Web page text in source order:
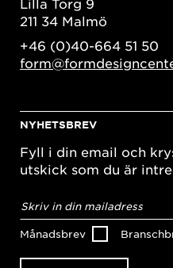
211 34 Malmö
+46 (0)40-664 51 50
NYHETSBREV
Fyll i din email och
utskick som du är
postadress*
Månadsbrev